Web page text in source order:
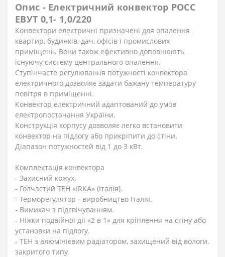
Опис - Електричний конвектор РОСС
ЕВУТ 0,1- 1,0/220
Конвектори електричні призначені для опалення
квартир, будинків, дач, офісів і промислових
приміщень. Вони також ефективно доповнюють
існуючу систему центрального опалення.
Ступінчасте регулювання потужності конвектора
електричного дозволяє задати бажану температуру
повітря в приміщенні.
Конвектор електричний адаптований до умов
електропостачання України.
Конструкція корпусу дозволяє легко встановити
конвектор на підлогу або прикріпити до стіни.
Діапазон потужностей від 1 до 3 кВт.
Комплектація конвектора
- Захисний кожух.
- Голчастий ТЕН «IRKA» (Італія).
- Терморегулятор - виробництво Італія.
- Вимикач з підсвічуванням.
- Ніжки подвійної дії «2 в 1» для кріплення на стіну або
установки на підлогу.
- ТЕН з алюмінієвим радіатором, захищений від вологи,
закритого типу.